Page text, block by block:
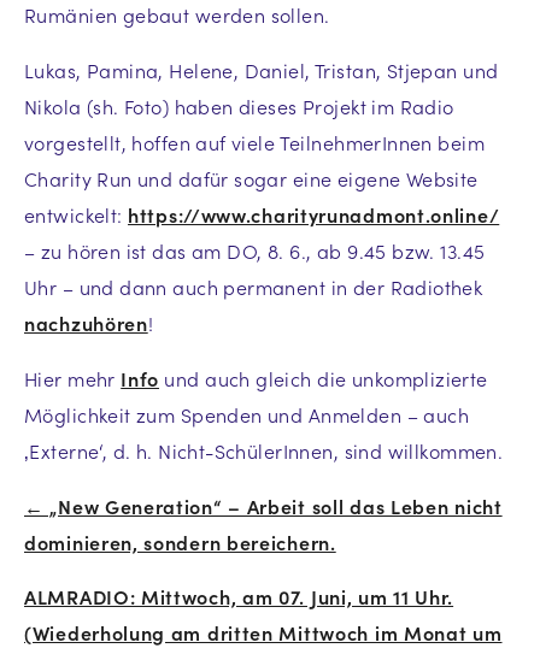
Rumänien gebaut werden sollen.
Lukas, Pamina, Helene, Daniel, Tristan, Stjepan und
Nikola (sh. Foto) haben dieses Projekt im Radio
vorgestellt, hoffen auf viele TeilnehmerInnen beim
Charity Run und dafür sogar eine eigene Website
entwickelt: https://www.charityrunadmont.online/
– zu hören ist das am DO, 8. 6., ab 9.45 bzw. 13.45
Uhr – und dann auch permanent in der Radiothek
nachzuhören!
Hier mehr Info und auch gleich die unkomplizierte
Möglichkeit zum Spenden und Anmelden – auch
‚Externe‘, d. h. Nicht-SchülerInnen, sind willkommen.
Beitrags-
← „New Generation“ – Arbeit soll das Leben nicht
dominieren, sondern bereichern.
ALMRADIO: Mittwoch, am 07. Juni, um 11 Uhr.
(Wiederholung am dritten Mittwoch im Monat um